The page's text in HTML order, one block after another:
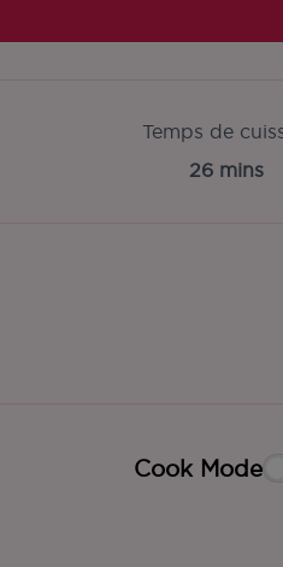
Temps de
26 mins
Cook Mode